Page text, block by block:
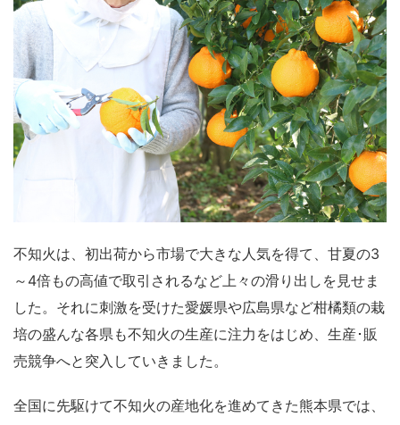
不知火は、初出荷から市場で大きな人気を得て、甘夏の3
～4倍もの高値で取引されるなど上々の滑り出しを見せま
した。それに刺激を受けた愛媛県や広島県など柑橘類の栽
培の盛んな各県も不知火の生産に注力をはじめ、生産･販
売競争へと突入していきました。
全国に先駆けて不知火の産地化を進めてきた熊本県では、